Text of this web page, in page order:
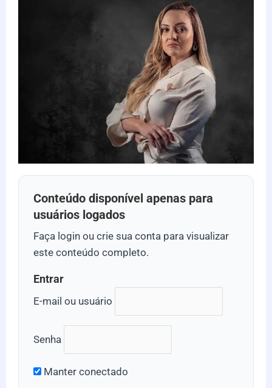
Conteúdo disponível apenas para
usuários logados
Faça login ou crie sua conta para visualizar
este conteúdo completo.
Entrar
E-mail ou usuário
Senha
Manter conectado